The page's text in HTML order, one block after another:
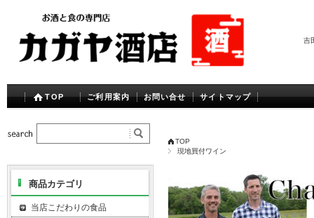
吉
TOP ご利用案内 お問い合せ サイトマップ
TOP
現地買付ワイン
商品カテゴリ
当店こだわりの食品